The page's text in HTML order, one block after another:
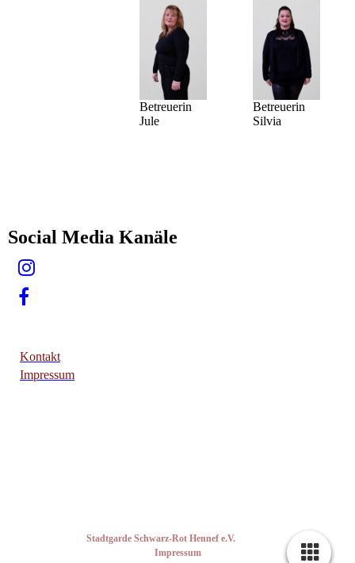
Betreuerin
Jule
Betreuerin
Silvia
Social Media Kanäle
Kontakt
Impressum
Stadtgarde Schwarz-Rot Hennef e.V.
Alle Rechte vorbehalten ·
Impressum